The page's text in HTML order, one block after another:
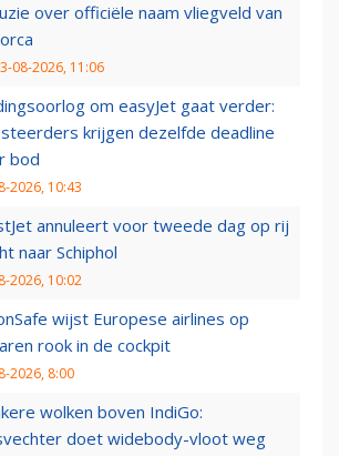
over officiële naam vliegveld van
08-2026, 11:06
om easyJet gaat verder:
krijgen dezelfde deadline
bod
2026, 10:43
annuleert voor tweede dag op rij
naar Schiphol
2026, 10:02
wijst Europese airlines op
rook in de cockpit
2026, 8:00
wolken boven IndiGo:
doet widebody-vloot weg